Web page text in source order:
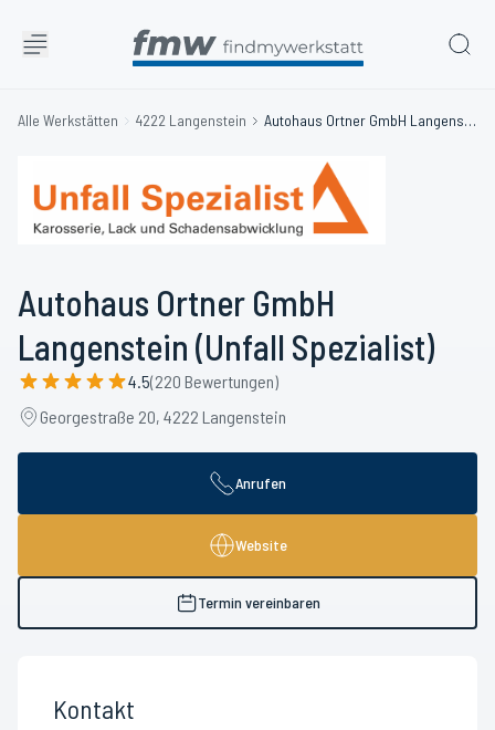
Alle Werkstätten 4222 Langenstein Autohaus Ortner GmbH Langenstein (Unfall Spezialist)
Autohaus Ortner GmbH
Langenstein (Unfall Spezialist)
4.5(220 Bewertungen)
Georgestraße 20, 4222 Langenstein
Anrufen
Website
Termin vereinbaren
Kontakt